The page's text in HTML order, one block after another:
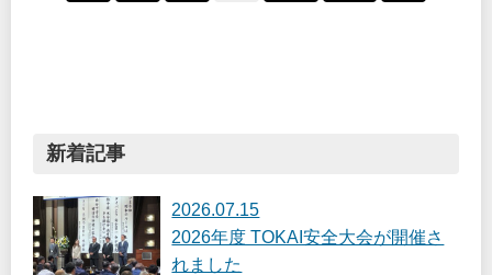
新着記事
2026.07.15
2026年度 TOKAI安全大会が開催さ
れました